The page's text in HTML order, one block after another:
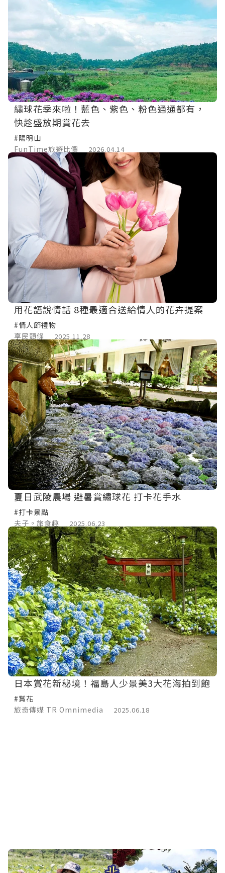
繡球花季來啦！藍色、紫色、粉色通通都有，
快趁盛放期賞花去
#陽明山
FunTime旅遊比價
2026.04.14
用花語說情話 8種最適合送給情人的花卉提案
#情人節禮物
享民頭條
2025.11.28
夏日武陵農場 避暑賞繡球花 打卡花手水
#打卡景點
夫子。旅食趣
2025.06.23
日本賞花新秘境！福島人少景美3大花海拍到飽
#賞花
旅奇傳媒 TR Omnimedia
2025.06.18